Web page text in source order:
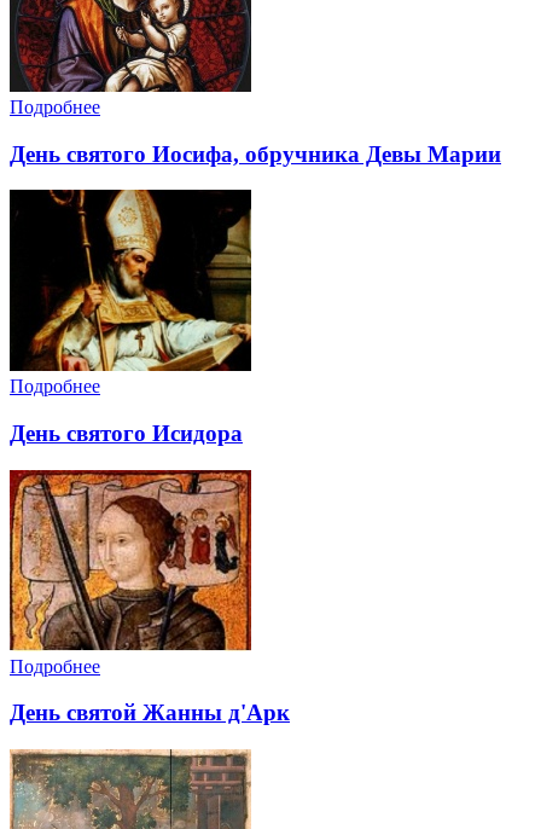
Подробнее
День святого Иосифа, обручника Девы Марии
Подробнее
День святого Исидора
Подробнее
День святой Жанны д'Арк